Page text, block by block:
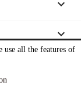
use all the features of

